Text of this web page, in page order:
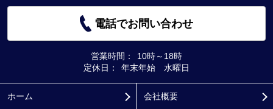
電話でお問い合わせ
営業時間：
10時～18時
定休日：
年末年始 水曜日
ホーム 会社概要